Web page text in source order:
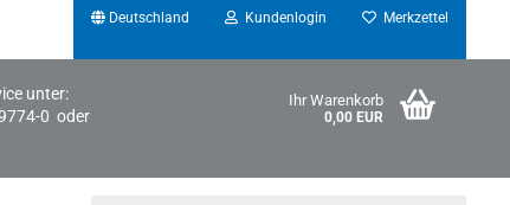
Deutschland Kundenlogin Merkzettel
unter:
0 oder
Ihr Warenkorb
0,00 EUR